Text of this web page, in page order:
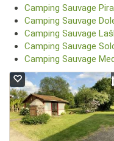
Camping Sauvage
Camping Sauvage
Camping Sauvage
Camping Sauvage
Camping Sauvage